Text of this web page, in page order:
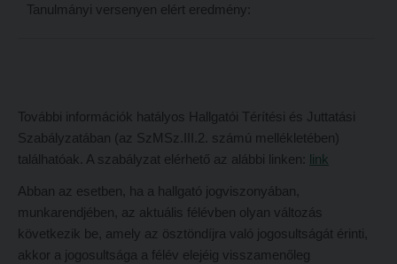
Tanulmányi versenyen elért eredmény:
További információk hatályos Hallgatói Térítési és Juttatási
Szabályzatában (az SzMSz.III.2. számú mellékletében)
találhatóak. A szabályzat elérhető az alábbi linken: link
Abban az esetben, ha a hallgató jogviszonyában,
munkarendjében, az aktuális félévben olyan változás
következik be, amely az ösztöndíjra való jogosultságát érinti,
akkor a jogosultsága a félév elejéig visszamenőleg